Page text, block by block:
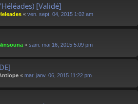
[Validé]
« ven. sept. 04, 2015 1:02 am
« sam. mai 16, 2015 5:09 pm
« mar. janv. 06, 2015 11:22 pm